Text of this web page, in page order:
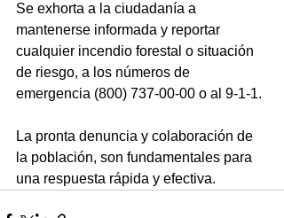
Se exhorta a la ciudadanía a
mantenerse informada y reportar
cualquier incendio forestal o situación
de riesgo, a los números de
emergencia (800) 737-00-00 o al 9-1-1.
La pronta denuncia y colaboración de
la población, son fundamentales para
una respuesta rápida y efectiva.